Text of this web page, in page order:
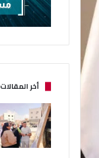
أخر المقالات